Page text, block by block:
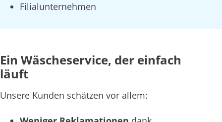
Filialunternehmen
Ein Wäscheservice, der einfach
läuft
Unsere Kunden schätzen vor allem: